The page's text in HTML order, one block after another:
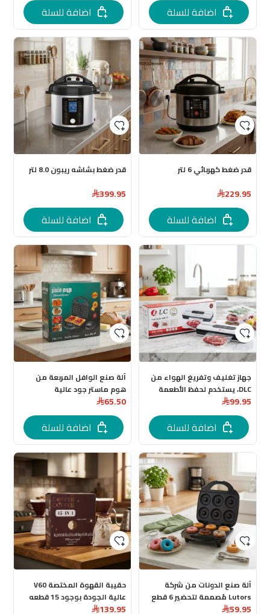
اضافة للسلة اضافة للسلة
قدر ضغط كهربائي 6 لتر
229.95
اضافة للسلة
قدر ضغط بشاشه ريبون 8.0 لتر
399.95
اضافة للسلة
جهاز تغليف وتفريغ الهواء من
DLC، يستخدم لحفظ الأطعمة
طازجة لفترات أطول عبر الشفط
99.95
اضافة للسلة
آلة صنع الوافل المربعة من
هوم ماستر جود عالية
65.50
اضافة للسلة
آلة صنع الدونات من شركة
Lutors مُصممة لتحضير 6 قطع
من الدونات الصغيرة دفعة واحدة
59.95
حقيبة القهوة المختصة V60
عالية الجودة بوجود 15 قطعه
139.95